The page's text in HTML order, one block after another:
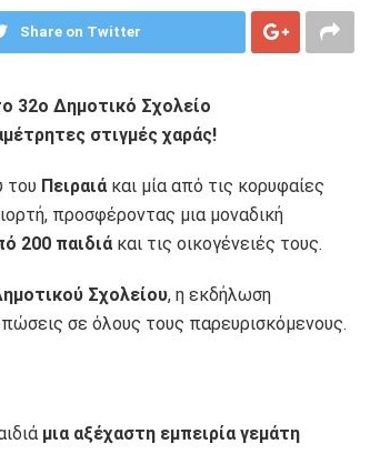
Share on Twitter
32ο Δημοτικό Σχολείο
στιγμές χαράς!
του Πειραιά και μία από τις κορυφαίες
προσφέροντας μια μοναδική
200 παιδιά και τις οικογένειές τους.
Σχολείου, η εκδήλωση
σε όλους τους παρευρισκόμενους.
μια αξέχαστη εμπειρία γεμάτη